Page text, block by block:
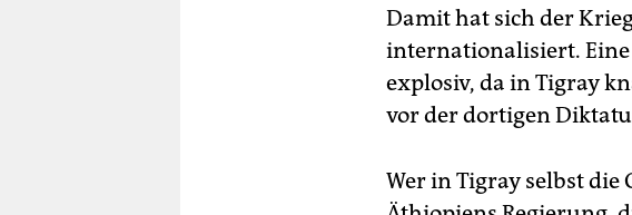
Damit hat sich der
internationalisiert. Eine
explosiv, da in Tigray
vor der dortigen
Wer in Tigray selbst